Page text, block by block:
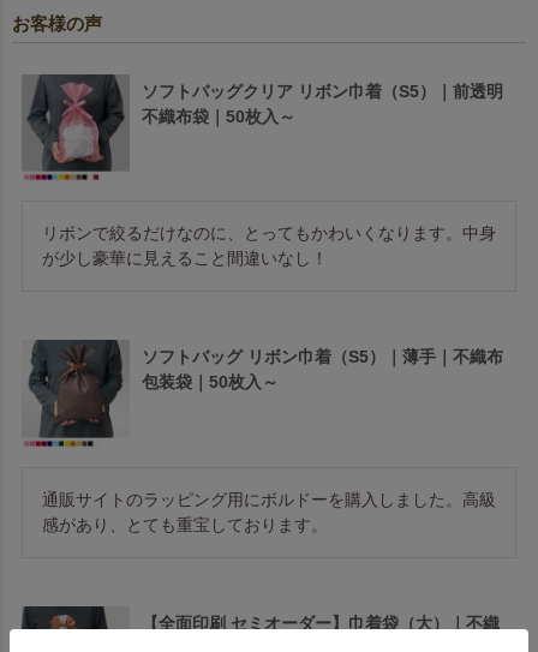
お客様の声
ソフトバッグクリア リボン巾着（S5）｜前透明
不織布袋｜50枚入～
リボンで絞るだけなのに、とってもかわいくなります。中身
が少し豪華に見えること間違いなし！
ソフトバッグ リボン巾着（S5）｜薄手｜不織布
包装袋｜50枚入～
通販サイトのラッピング用にボルドーを購入しました。高級
感があり、とても重宝しております。
【全面印刷 セミオーダー】巾着袋（大）｜不織